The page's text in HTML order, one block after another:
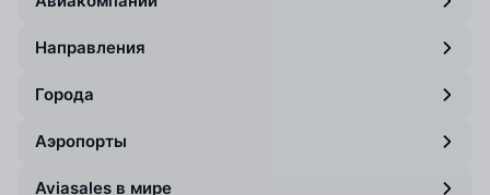
Направления
Города
Аэропорты
Aviasales в мире